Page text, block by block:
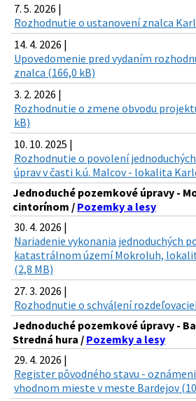
7. 5. 2026 |
Rozhodnutie o ustanovení znalca
14. 4. 2026 |
Upovedomenie pred vydaním
znalca (166,0 kB)
3. 2. 2026 |
Rozhodnutie o zmene obvodu
kB)
10. 10. 2025 |
Rozhodnutie o povolení
úprav v časti k.ú. Malcov - lokalita
Jednoduché pozemkové úpravy -
cintorínom / Pozemky a lesy
30. 4. 2026 |
Nariadenie vykonania jednoduchých
katastrálnom území Mokroluh,
(2,8 MB)
27. 3. 2026 |
Rozhodnutie o schválení
Jednoduché pozemkové úpravy -
Stredná hura / Pozemky a lesy
29. 4. 2026 |
Register pôvodného stavu -
vhodnom mieste v meste Bardejov